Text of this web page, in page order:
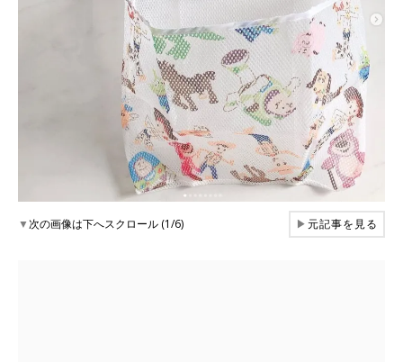
▼次の画像は下へスクロール (1/6) ▶元記事を見る